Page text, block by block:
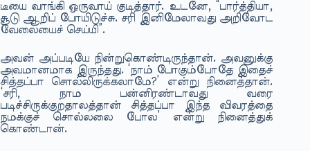
டீயை வாங்கி ஒருவாய் குடித்தார். உடனே, “பார்த்தியா,
சூடு ஆறிப் போயிடுச்சு. சரி இனிமேலாவது அறிவோட
வேலையைச் செய்யி”.
அவன் அப்படியே நின்றுகொண்டிருந்தான். அவனுக்கு
அவமானமாக இருந்தது. ‘நாம் போகும்போதே இதைச்
சித்தப்பா சொல்லிருக்கலாமே?’ என்று நினைத்தான்.
‘சரி, நாம பன்னிரண்டாவது வரை
படிச்சிருக்குறதாலத்தான் சித்தப்பா இந்த விவரத்தை
நமக்குச் சொல்லலை போல’ என்று நினைத்துக்
கொண்டான்.